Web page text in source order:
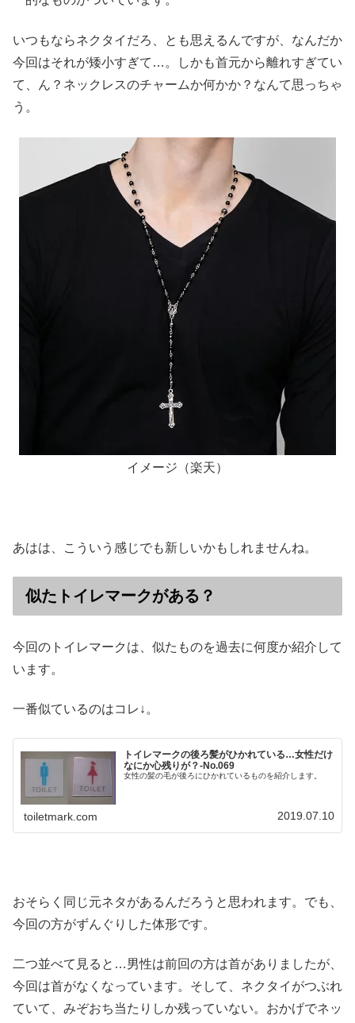
いつもならネクタイだろ、とも思えるんですが、なんだか
今回はそれが矮小すぎて…。しかも首元から離れすぎてい
て、ん？ネックレスのチャームか何かか？なんて思っちゃ
う。
イメージ（楽天）
あはは、こういう感じでも新しいかもしれませんね。
似たトイレマークがある？
今回のトイレマークは、似たものを過去に何度か紹介して
います。
一番似ているのはコレ↓。
トイレマークの後ろ髪がひかれている…女性だけ
なにか心残りが？-No.069
女性の髪の毛が後ろにひかれているものを紹介します。
toiletmark.com 2019.07.10
おそらく同じ元ネタがあるんだろうと思われます。でも、
今回の方がずんぐりした体形です。
二つ並べて見ると…男性は前回の方は首がありましたが、
今回は首がなくなっています。そして、ネクタイがつぶれ
ていて、みぞおち当たりしか残っていない。おかげでネッ